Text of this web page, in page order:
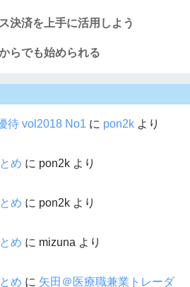
決済を上手に活用しよう
らでも始められる
待 vol2018 No1 に pon2k より
め に pon2k より
め に pon2k より
め に mizuna より
め に 矢田＠医療職兼業トレーダ